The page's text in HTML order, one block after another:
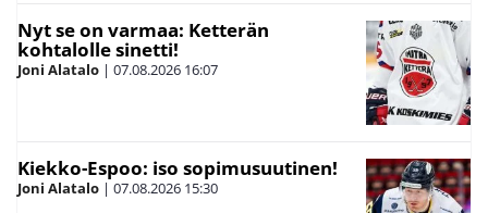
Nyt se on varmaa: Ketterän
kohtalolle sinetti!
Joni Alatalo | 07.08.2026 16:07
Kiekko-Espoo: iso sopimusuutinen!
Joni Alatalo | 07.08.2026 15:30